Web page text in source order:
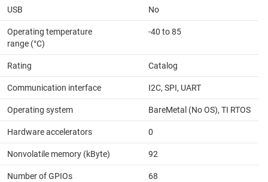
USB No
Operating temperature
range (°C)
-40 to 85
Rating Catalog
Communication interface I2C, SPI, UART
Operating system BareMetal (No OS), TI RTOS
Hardware accelerators 0
Nonvolatile memory (kByte) 92
Number of GPIOs 68